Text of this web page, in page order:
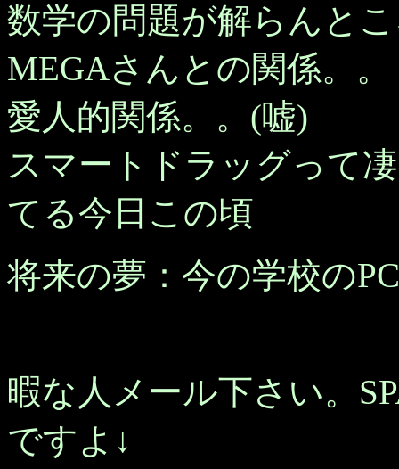
数学の問題が解らんと
MEGAさんとの関係。。
愛人的関係。。(嘘)
スマートドラッグって
てる今日この頃
将来の夢：今の学校の
暇な人メール下さい。
ですよ↓